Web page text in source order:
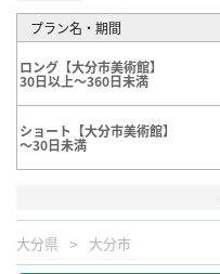
プラン名・期間
ロング【大分市美術館】
30日以上～360日未満
ショート【大分市美術館】
～30日未満
大分県 大分市